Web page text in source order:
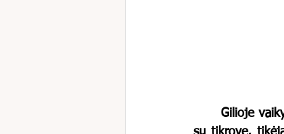
	Gilioje vaikystėje, kai pasakos buvo tokios tikros ir realios, o norai ir fantazijos painiojasi